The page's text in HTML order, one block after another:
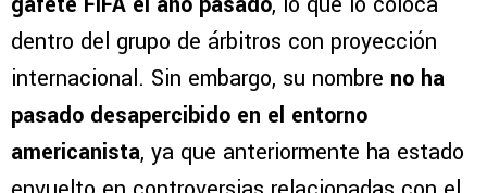
dentro del grupo de árbitros con proyección
internacional. Sin embargo, su nombre no ha
pasado desapercibido en el entorno
americanista, ya que anteriormente ha estado